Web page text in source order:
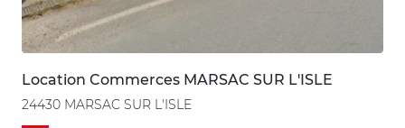
Location Commerces MARSAC SUR L'ISLE
24430 MARSAC SUR L'ISLE